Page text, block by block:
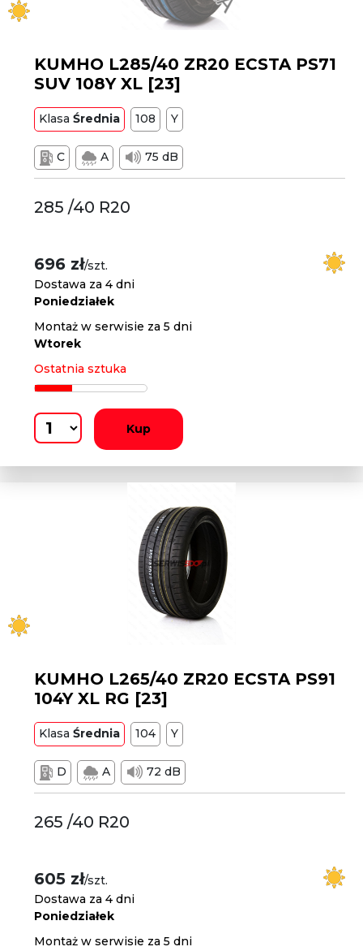
KUMHO L285/40 ZR20 ECSTA PS71
SUV 108Y XL [23]
KlasaŚrednia 108 Y
C A 75 dB
285 /40 R20
696 zł/szt.
Dostawa za 4 dni
Poniedziałek
Montaż w serwisie za 5 dni
Wtorek
Ostatnia sztuka
Kup
KUMHO L265/40 ZR20 ECSTA PS91
104Y XL RG [23]
KlasaŚrednia 104 Y
D A 72 dB
265 /40 R20
605 zł/szt.
Dostawa za 4 dni
Poniedziałek
Montaż w serwisie za 5 dni